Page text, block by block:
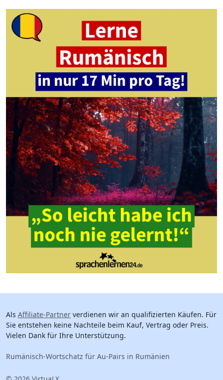
Als Affiliate-Partner verdienen wir an qualifizierten Käufen. Für
Sie entstehen keine Nachteile beim Kauf, Vertrag oder Preis.
Vielen Dank für Ihre Unterstützung.
Rumänisch-Wortschatz für Au-Pairs in Rumänien